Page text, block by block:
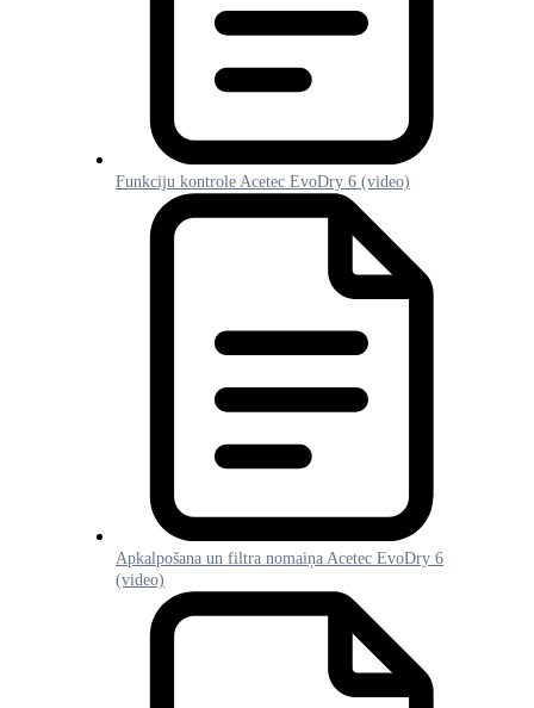
Funkciju kontrole Acetec EvoDry 6 (video)
Apkalpošana un filtra nomaiņa Acetec EvoDry 6
(video)